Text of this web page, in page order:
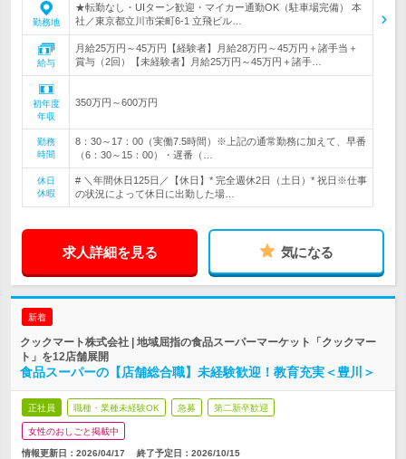
勤務地
★転勤なし・UIターン歓迎・マイカー通勤OK（駐車場完備） 本
社／東京都立川市栄町6-1 立飛ビル…
給与
月給25万円～45万円【経験者】月給28万円～45万円＋諸手当＋
賞与（2回）【未経験者】月給25万円～45万円＋諸手…
初年度
年収
350万円～600万円
勤務
時間
8：30～17：00（実働7.5時間）※上記の通常勤務に加えて、早番
（6：30～15：00）・遅番（…
休日
休暇
# ＼年間休日125日／【休日】* 完全週休2日（土日）* 祝日※仕事
の状況によって休日に出勤した場…
求人詳細を見る 気になる
新着
クックマート株式会社 | 地域屈指の食品スーパーマーケット「クックマー
ト」を12店舗展開
食品スーパーの【店舗総合職】未経験歓迎！教育充実＜豊川＞
正社員 職種・業種未経験OK 急募 第二新卒歓迎
女性のおしごと掲載中
情報更新日：2026/04/17 終了予定日： 2026/10/15